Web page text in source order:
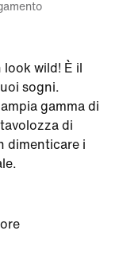
wild! È il
sogni.
gamma di
di
dimenticare i